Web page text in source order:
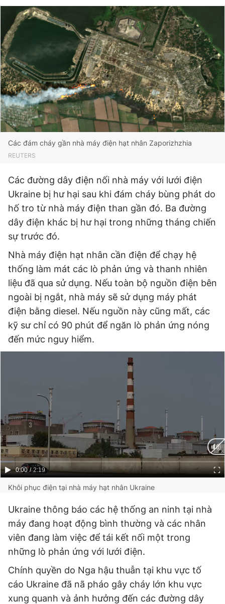
Các đám cháy gần nhà máy điện hạt nhân Zaporizhzhia
REUTERS
Các đường dây điện nối nhà máy với lưới điện
Ukraine bị hư hại sau khi đám cháy bùng phát do
hố tro từ nhà máy điện than gần đó. Ba đường
dây điện khác bị hư hại trong những tháng chiến
sự trước đó.
Nhà máy điện hạt nhân cần điện để chạy hệ
thống làm mát các lò phản ứng và thanh nhiên
liệu đã qua sử dụng. Nếu toàn bộ nguồn điện bên
ngoài bị ngắt, nhà máy sẽ sử dụng máy phát
điện bằng diesel. Nếu nguồn này cũng mất, các
kỹ sư chỉ có 90 phút để ngăn lò phản ứng nóng
đến mức nguy hiểm.
Current
Time
0:00 / Duration
2:19
Khôi phục điện tại nhà máy hạt nhân Ukraine
Ukraine thông báo các hệ thống an ninh tại nhà
máy đang hoạt động bình thường và các nhân
viên đang làm việc để tái kết nối một trong
những lò phản ứng với lưới điện.
Chính quyền do Nga hậu thuẫn tại khu vực tố
cáo Ukraine đã nã pháo gây cháy lớn khu vực
xung quanh và ảnh hưởng đến các đường dây